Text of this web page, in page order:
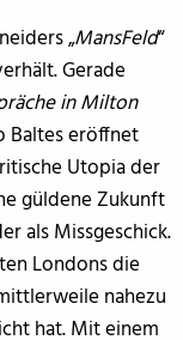
„MansFeld“
Gerade
in Milton
Baltes eröffnet
Utopia der
güldene Zukunft
als Missgeschick.
Londons die
nahezu
hat. Mit einem